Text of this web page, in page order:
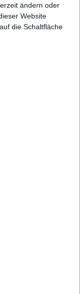
ändern oder
Website
die Schaltfläche